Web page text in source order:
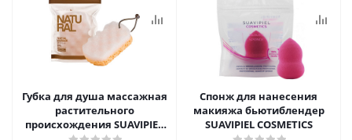
Губка для душа массажная
растительного
происхождения SUAVIPIEL
Спонж для нанесения
макияжа бьютиблендер
SUAVIPIEL COSMETICS